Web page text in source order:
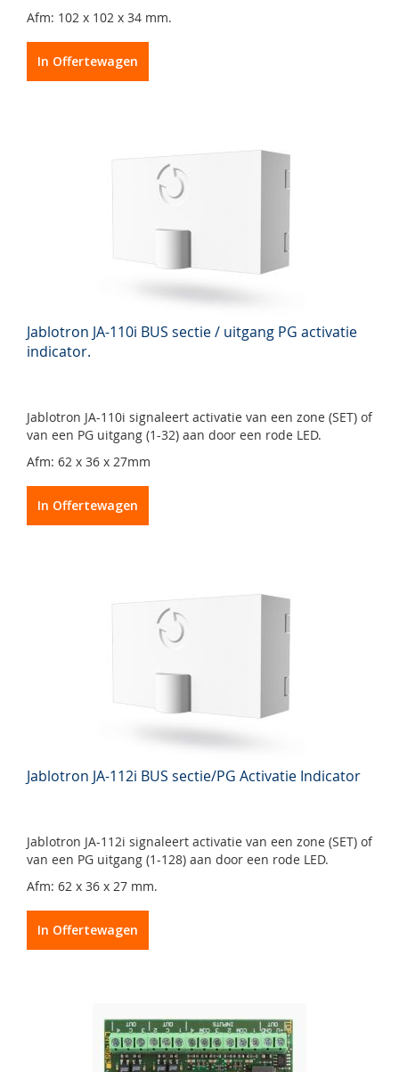
Afm: 102 x 102 x 34 mm.
In Offertewagen
Jablotron JA-110i BUS sectie / uitgang PG activatie
indicator.
Jablotron JA-110i signaleert activatie van een zone (SET) of
van een PG uitgang (1-32) aan door een rode LED.
Afm: 62 x 36 x 27mm
In Offertewagen
Jablotron JA-112i BUS sectie/PG Activatie Indicator
Jablotron JA-112i signaleert activatie van een zone (SET) of
van een PG uitgang (1-128) aan door een rode LED.
Afm: 62 x 36 x 27 mm.
In Offertewagen